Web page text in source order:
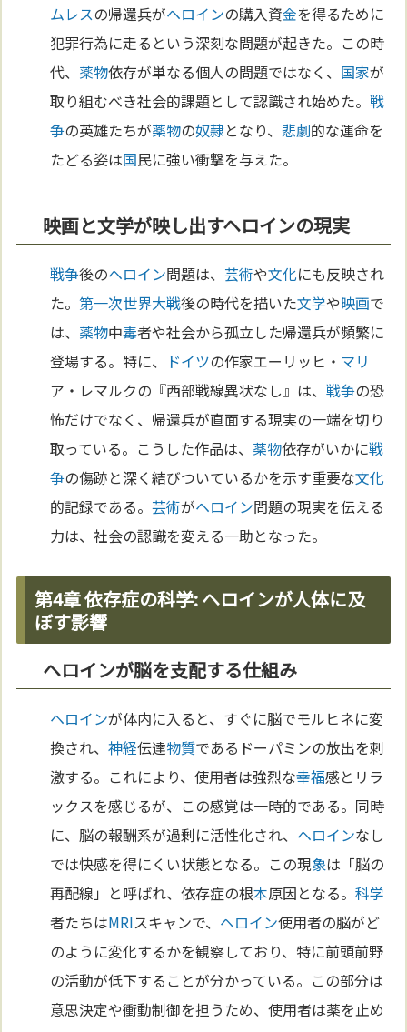
ムレスの帰還兵がヘロインの購入資金を得るために
犯罪行為に走るという深刻な問題が起きた。この時
代、 薬物依存が単なる個人の問題ではなく、 国家が
取り組むべき社会的課題として認識され始めた。戦
争の英雄たちが薬物の奴隷となり、悲劇的な運命を
たどる姿は国民に強い衝撃を与えた。
映画と文学が映し出すヘロインの現実
戦争後のヘロイン問題は、芸術や文化にも反映され
た。第一次世界大戦後の時代を描いた文学や映画で
は、 薬物中毒者や社会から孤立した帰還兵が頻繁に
登場する。特に、 ドイツの作家エーリッヒ・ マリ
ア・レマルクの『西部戦線異状なし』は、戦争の恐
怖だけでなく、帰還兵が直面する現実の一端を切り
取っている。こうした作品は、 薬物依存がいかに戦
争の傷跡と深く結びついているかを示す重要な文化
的記録である。芸術がヘロイン問題の現実を伝える
力は、社会の認識を変える一助となった。
第4章 依存症の科学: ヘロインが人体に及
ぼす影響
ヘロインが脳を支配する仕組み
ヘロインが体内に入ると、すぐに脳でモルヒネに変
換され、神経伝達物質であるドーパミンの放出を刺
激する。これにより、使用者は強烈な幸福感とリラ
ックスを感じるが、この感覚は一時的である。同時
に、脳の報酬系が過剰に活性化され、 ヘロインなし
では快感を得にくい状態となる。この現象は「脳の
再配線」と呼ばれ、依存症の根本原因となる。科学
者たちはMRIスキャンで、 ヘロイン使用者の脳がど
のように変化するかを観察しており、特に前頭前野
の活動が低下することが分かっている。この部分は
意思決定や衝動制御を担うため、使用者は薬を止め